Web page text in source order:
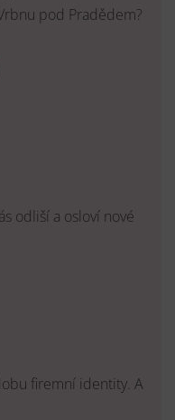
pod Pradědem?
odliší a osloví nové
firemní identity. A